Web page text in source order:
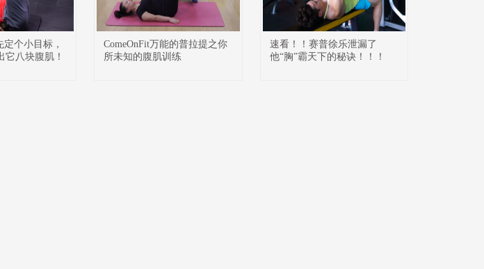
定个小目标，
它八块腹肌！
ComeOnFit万能的普拉提之你
所未知的腹肌训练
速看！！赛普徐乐泄漏了
他“胸”霸天下的秘诀！！！